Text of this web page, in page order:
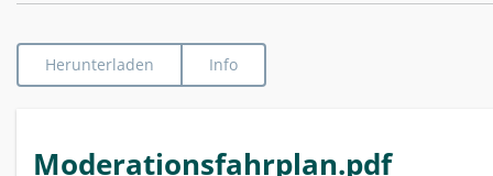
Herunterladen Info
Moderationsfahrplan.pdf